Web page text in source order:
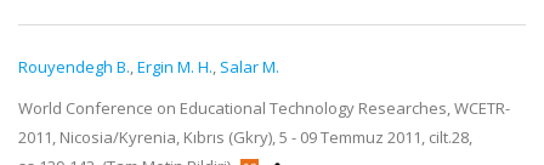
Rouyendegh B.,Ergin M. H., Salar M.
World Conference on Educational Technology Researches, WCETR-
2011, Nicosia/Kyrenia, Kıbrıs (Gkry), 5 - 09 Temmuz 2011, cilt.28,